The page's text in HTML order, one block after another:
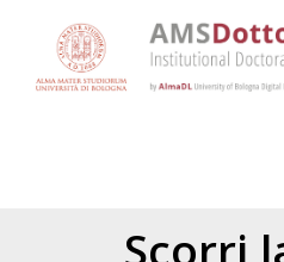
Scorri